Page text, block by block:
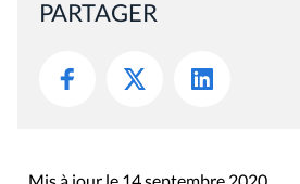
PARTAGER